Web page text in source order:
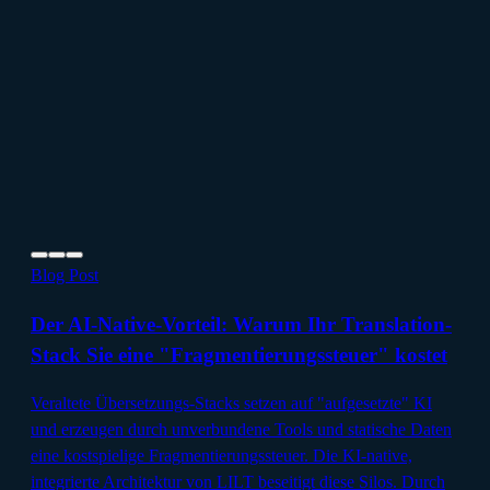
Blog Post
Der AI-Native-Vorteil: Warum Ihr Translation-
Stack Sie eine "Fragmentierungssteuer" kostet
Veraltete Übersetzungs-Stacks setzen auf "aufgesetzte" KI
und erzeugen durch unverbundene Tools und statische Daten
eine kostspielige Fragmentierungssteuer. Die KI-native,
integrierte Architektur von LILT beseitigt diese Silos. Durch